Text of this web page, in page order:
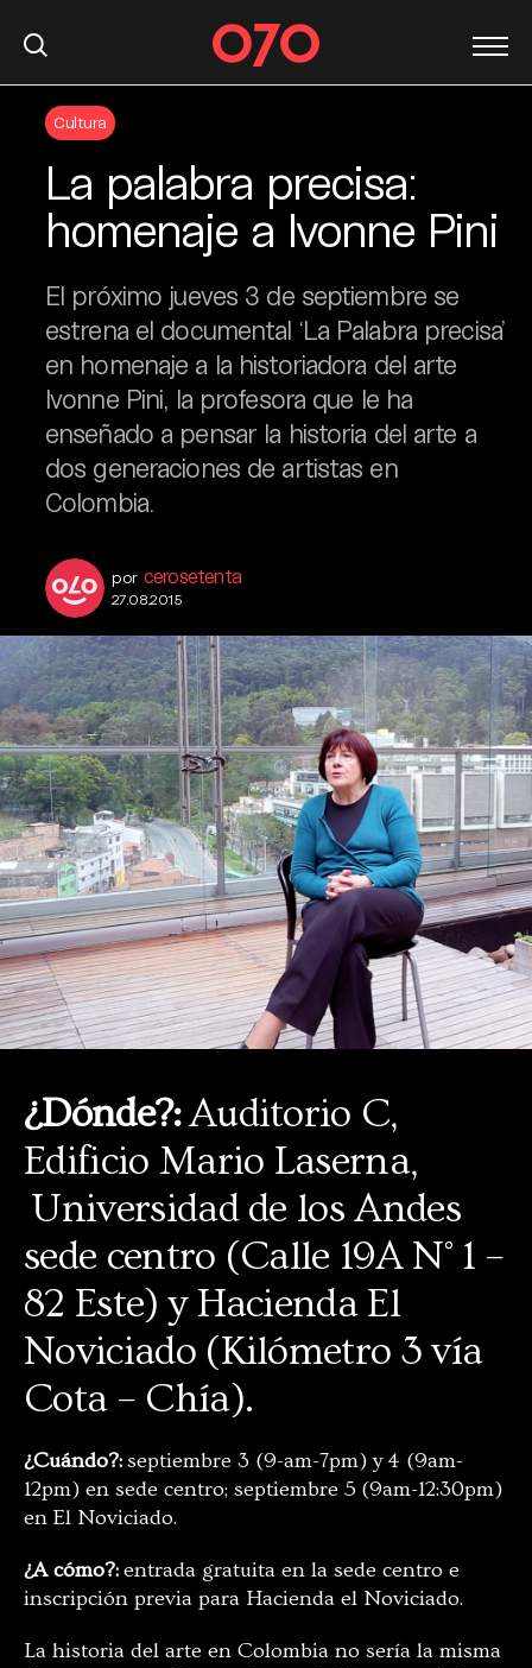
Cultura
La palabra precisa:
homenaje a Ivonne Pini
El próximo jueves 3 de septiembre se
estrena el documental ‘La Palabra precisa’
en homenaje a la historiadora del arte
Ivonne Pini, la profesora que le ha
enseñado a pensar la historia del arte a
dos generaciones de artistas en
Colombia.
por cerosetenta
27.08.2015
¿Dónde?:Auditorio C,
Edificio Mario Laserna,
Universidad de los Andes
sede centro (Calle 19A N° 1 –
82 Este) y Hacienda El
Noviciado (Kilómetro 3 vía
Cota – Chía).
¿Cuándo?:septiembre 3 (9-am-7pm) y 4 (9am-
12pm) en sede centro; septiembre 5 (9am-12:30pm)
en El Noviciado.
¿A cómo?:entrada gratuita en la sede centro e
inscripción previa para Hacienda el Noviciado.
La historia del arte en Colombia no sería la misma